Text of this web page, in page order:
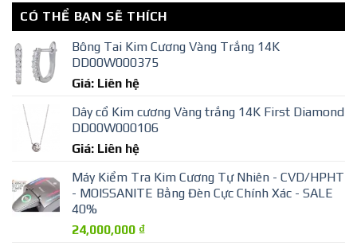
CÓ THỂ BẠN SẼ THÍCH
Bông Tai Kim Cương Vàng Trắng 14K
DD00W000375
Giá: Liên hệ
Dây cổ Kim cương Vàng trắng 14K First Diamond
DD00W000106
Giá: Liên hệ
Máy Kiểm Tra Kim Cương Tự Nhiên - CVD/HPHT
- MOISSANITE Bằng Đèn Cực Chính Xác - SALE
40%
24,000,000 ₫